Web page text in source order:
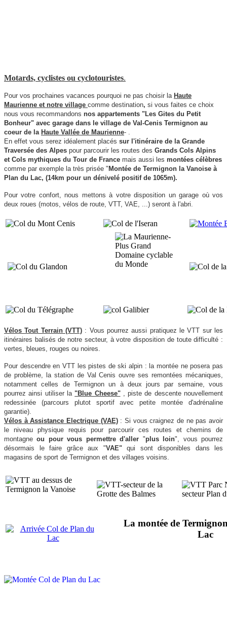
Motards, cyclistes ou cyclotouristes.
Pour vos prochaines vacances pourquoi ne pas choisir la Haute
Maurienne et notre village comme destination, si vous faites ce choix
nous vous recommandons nos appartements "Les Gites du Petit
Bonheur" avec garage dans le village de Val-Cenis Termignon au
coeur de la Haute Vall ée de Maurienne- .
En effet vous serez idéalement placés sur l'itinéraire de la Grande
Traversée des Alpes pour parcourir les routes des Grands Cols Alpins
et Cols mythiques du Tour de France mais aussi les montées célèbres
comme par exemple la très prisée " Montée de Termignon la Vanoise à
Plan du Lac, (14km pour un dénivelé positif de 1065m).
Pour votre confort, nous mettons à votre disposition un garage où vos
deux roues (motos, vélos de route, VTT, VAE, ...) seront à l'abri.
Vélos Tout Terrain (VTT) : Vous pourrez aussi pratiquez le VTT sur les
itinéraires balisés de notre secteur, à votre disposition de toute difficulté :
vertes, bleues, rouges ou noires.
Pour descendre en VTT les pistes de ski alpin : la montée ne posera pas
de problème, la station de Val Cenis ouvre ses remontées mécaniques,
notamment celles de Termignon un à deux jours par semaine, vous
pourrez ainsi utiliser la"Blue Cheese" , piste de descente nouvellement
redessinée (parcours plutot sportif avec petite montée d'adrénaline
garantie).
Vélos à Assistance Electrique (VAE): Si vous craignez de ne pas avoir
le niveau physique requis pour parcourir ces routes et chemins de
montagneou pour vous permettre d'aller "plus loin", vous pourrez
désormais le faire grâce aux "VAE"qui sont disponibles dans les
magasins de sport de Termignon et des villages voisins.
La montée de
Lac